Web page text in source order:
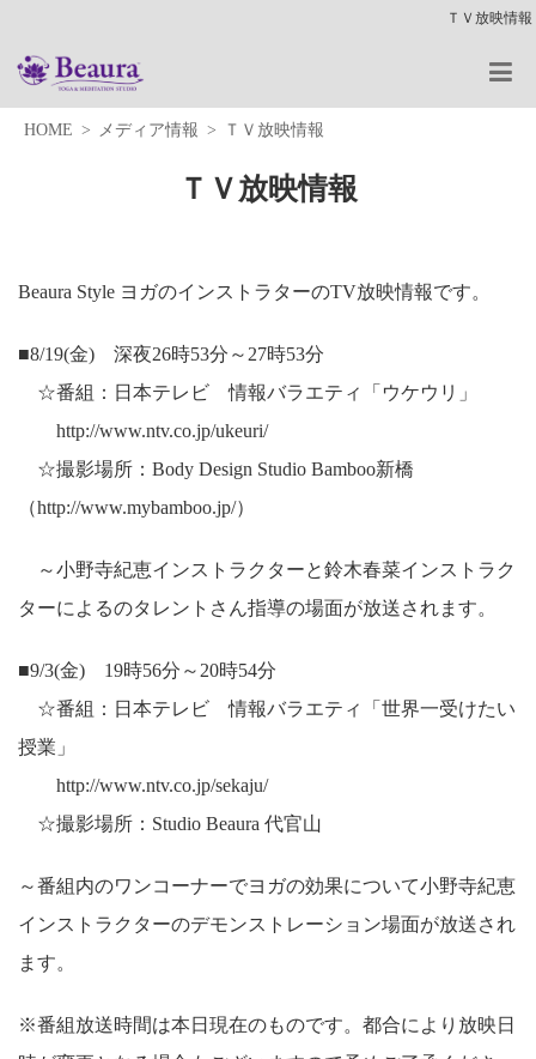
ＴＶ放映情報
HOME メディア情報 ＴＶ放映情報
ＴＶ放映情報
Beaura Style ヨガのインストラターのTV放映情報です。
■8/19(金) 深夜26時53分～27時53分
☆番組：日本テレビ 情報バラエティ「ウケウリ」
http://www.ntv.co.jp/ukeuri/
☆撮影場所：Body Design Studio Bamboo新橋
（http://www.mybamboo.jp/）
～小野寺紀恵インストラクターと鈴木春菜インストラク
ターによるのタレントさん指導の場面が放送されます。
■9/3(金) 19時56分～20時54分
☆番組：日本テレビ 情報バラエティ「世界一受けたい
授業」
http://www.ntv.co.jp/sekaju/
☆撮影場所：Studio Beaura 代官山
～番組内のワンコーナーでヨガの効果について小野寺紀恵
インストラクターのデモンストレーション場面が放送され
ます。
※番組放送時間は本日現在のものです。都合により放映日